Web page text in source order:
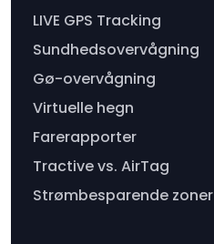
LIVE GPS Tracking
Sundhedsovervågning
Gø-overvågning
Virtuelle hegn
Farerapporter
Tractive vs. AirTag
Strømbesparende zoner